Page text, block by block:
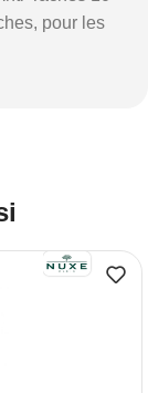
pour les